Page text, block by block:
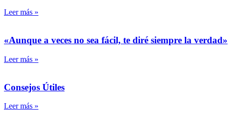
Leer más »
«Aunque a veces no sea fácil, te diré siempre la verdad»
Leer más »
Consejos Útiles
Leer más »